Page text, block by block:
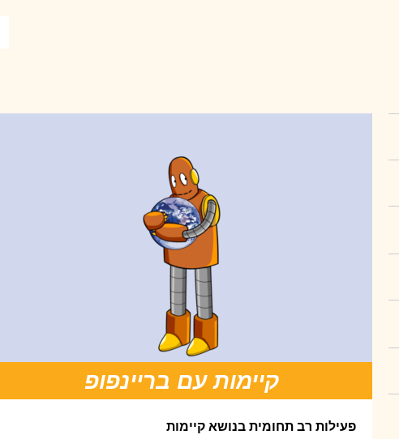
קיימות עם בריינפופ
פעילות רב תחומית בנושא קיימות
מרחיבים את הדעת: מיומנויות למידה
מיומנויות למידה בבריינפופ!